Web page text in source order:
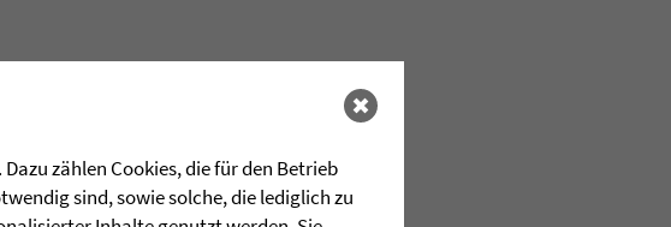
zählen Cookies, die für den Betrieb
sind, sowie solche, die lediglich zu